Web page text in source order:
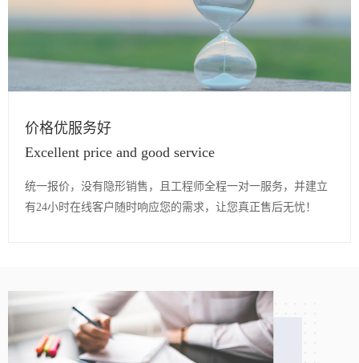
价格优服务好
Excellent price and good service
统一报价，没有隐形销售，且工程师全程一对一服务，并建立
有24小时在线客户随时响应您的需求，让您真正售后无忧！